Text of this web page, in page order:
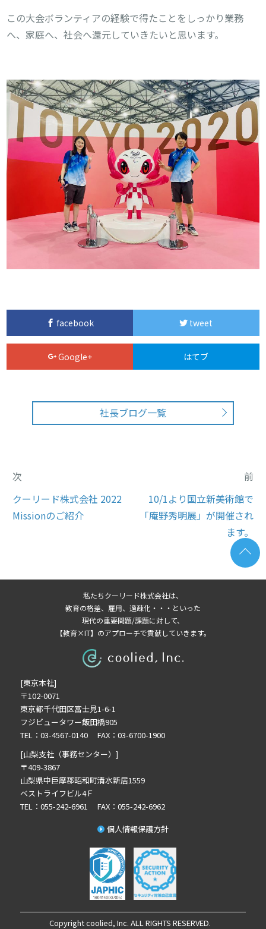
この大会ボランティアの経験で得たことをしっかり業務
へ、家庭へ、社会へ還元していきたいと思います。
facebook tweet
Google+ はてブ
社長ブログ一覧
前
10/1より国立新美術館で
「庵野秀明展」が開催され
ます。
次
クーリード株式会社 2022
Missionのご紹介
私たちクーリード株式会社は、
教育の格差、雇用、過疎化・・・といった
現代の重要問題/課題に対して、
【教育×IT】のアプローチで貢献していきます。
[東京本社]
〒102-0071
東京都千代田区富士見1-6-1
フジビュータワー飯田橋905
TEL：03-4567-0140 FAX：03-6700-1900
[山梨支社（事務センター）]
〒409-3867
山梨県中巨摩郡昭和町清水新居1559
ベストライフビル4Ｆ
TEL：055-242-6961 FAX：055-242-6962
個人情報保護方針
Copyright coolied, Inc. ALL RIGHTS RESERVED.